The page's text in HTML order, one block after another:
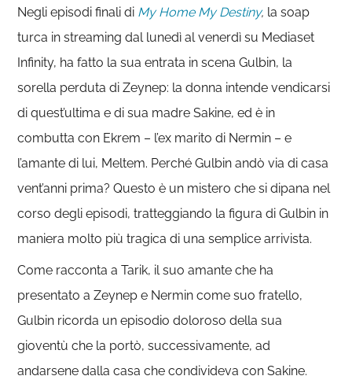
Negli episodi finali di My Home My Destiny, la soap
turca in streaming dal lunedì al venerdì su Mediaset
Infinity, ha fatto la sua entrata in scena Gulbin, la
sorella perduta di Zeynep: la donna intende vendicarsi
di quest’ultima e di sua madre Sakine, ed è in
combutta con Ekrem – l’ex marito di Nermin – e
l’amante di lui, Meltem. Perché Gulbin andò via di casa
vent’anni prima? Questo è un mistero che si dipana nel
corso degli episodi, tratteggiando la figura di Gulbin in
maniera molto più tragica di una semplice arrivista.
Come racconta a Tarik, il suo amante che ha
presentato a Zeynep e Nermin come suo fratello,
Gulbin ricorda un episodio doloroso della sua
gioventù che la portò, successivamente, ad
andarsene dalla casa che condivideva con Sakine.